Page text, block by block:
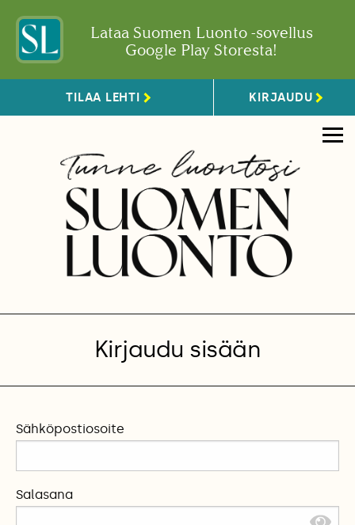
Lataa Suomen Luonto -sovellus
Google Play Storesta!
TILAA LEHTI KIRJAUDU
Kirjaudu sisään
Sähköpostiosoite
Salasana